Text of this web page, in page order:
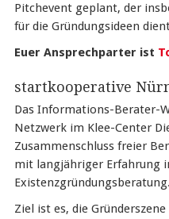
Pitchevent geplant, der
für die Gründungsideen
Euer Ansprechparter ist
startkooperative
Das Informations-Berater-
Netzwerk im Klee-Center
Zusammenschluss freier
mit langjähriger Erfahrung
Existenzgründungsberatung.
Ziel ist es, die